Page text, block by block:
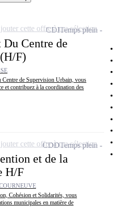
Du Centre de
F)
Centre de Supervision Urbain, vous
et contribuez à la coordination des
CDITemps plein
cette offre à ma sélection
et de la
H/F
Cohésion et Solidarités, vous
municipales en matière de
CDDTemps plein
cette offre à ma sélection